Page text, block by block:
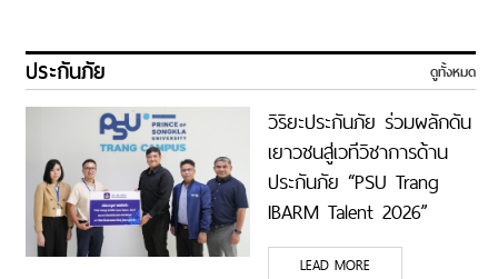
ประกันภัย ดูทั้งหมด
วิริยะประกันภัย ร่วมผลักดัน
เยาวชนสู่เวทีวิชาการด้าน
ประกันภัย “PSU Trang
IBARM Talent 2026”
ม.อ.ตรัง
LEAD MORE